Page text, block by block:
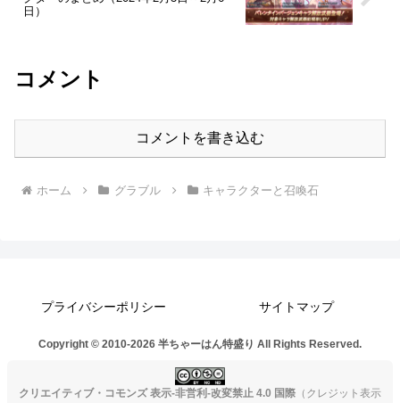
日）
コメント
コメントを書き込む
ホーム グラブル キャラクターと召喚石
プライバシーポリシー サイトマップ
Copyright © 2010-2026 半ちゃーはん特盛り All Rights Reserved.
クリエイティブ・コモンズ 表示-非営利-改変禁止 4.0 国際 （クレジット表示